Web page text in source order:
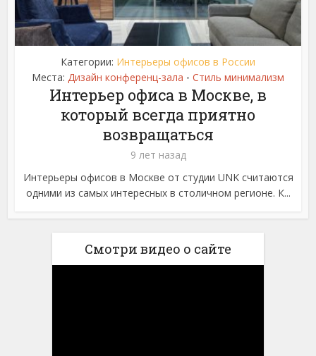
Категории: Интерьеры офисов в России
Места: Дизайн конференц-зала • Стиль минимализм
Интерьер офиса в Москве, в
который всегда приятно
возвращаться
9 лет назад
Интерьеры офисов в Москве от студии UNK считаются
одними из самых интересных в столичном регионе. К...
Смотри видео о сайте